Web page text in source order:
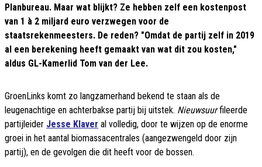
Planbureau. Maar wat blijkt? Ze hebben zelf een kostenpost
van 1 à 2 miljard euro verzwegen voor de
staatsrekenmeesters. De reden? "Omdat de partij zelf in 2019
al een berekening heeft gemaakt van wat dit zou kosten,"
aldus GL-Kamerlid Tom van der Lee.
GroenLinks komt zo langzamerhand bekend te staan als de
leugenachtige en achterbakse partij bij uitstek. Nieuwsuurfileerde
partijleider Jesse Klaver al volledig, door te wijzen op de enorme
groei in het aantal biomassacentrales (aangezwengeld door zijn
partij), en de gevolgen die dit heeft voor de bossen.